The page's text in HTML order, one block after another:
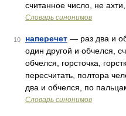
считанное число, не
Словарь синонимов
10 наперечет — раз два и
один другой и обчелся,
обчелся, горсточка,
пересчитать, полтора
два и обчелся, по
Словарь синонимов